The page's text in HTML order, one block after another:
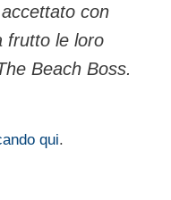
con
frutto le loro
Beach Boss.
qui.